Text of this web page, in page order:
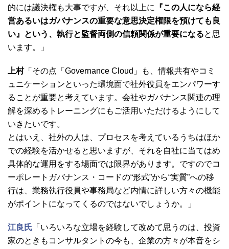
的には議決権も大事ですが、それ以上に
『この人になら経
営あるいはガバナンスの重要な意思決定権限を預けても良
い』という、執行と監督両側の信頼関係が重要になると思
います。」
上村「その点「Governance Cloud」も、情報共有やコミ
ュニケーションといった環境面で社外役員をエンパワーす
ることが重要と考えています。会社やガバナンス関連の理
解を深めるトレーニングにもご活用いただけるようにして
いきたいです。
とはいえ、社外の人は、プロセスを考えているうちはほか
での経験を活かせると思いますが、それを自社に当てはめ
具体的な運用をする場面では限界があります。ですのでコ
ーポレートガバナンス・コードの“形式”から“実質”への移
行は、業務執行役員や事務局など内情に詳しい方々の機能
がポイントになってくるのではないでしょうか。」
江良氏 「いろいろな立場を経験して改めて思うのは、投資
家のときもコンサルタントの今も、企業の方々が本音をシ